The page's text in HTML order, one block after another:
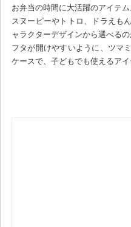
お弁当の時間に大活躍のアイテム
スヌーピーやトトロ、ドラえも
ャラクターデザインから選べるの
フタが開けやすいように、ツマ
ケースで、子どもでも使えるアイ